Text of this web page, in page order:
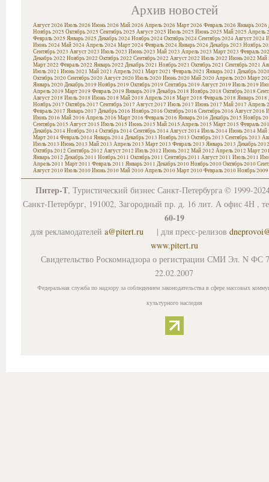
Архив новостей
Август 2026 Июль 2026 Июнь 2026 Май 2026 Апрель 2026 Март 2026 Февраль 2026 Январь 2026
Ноябрь 2025 Октябрь 2025 Сентябрь 2025 Август 2025 Июль 2025 Июнь 2025 Май 2025 Апрель
Февраль 2025 Январь 2025 Декабрь 2024Ноябрь 2024Октябрь 2024Сентябрь 2024Август 2024
Июнь 2024Май 2024Апрель 2024Март 2024Февраль 2024Январь 2024Декабрь 2023 Ноябрь
Сентябрь 2023 Август 2023 Июль 2023 Июнь 2023 Май 2023 Апрель 2023 Март 2023 Февраль
Декабрь 2022 Ноябрь 2022 Октябрь 2022 Сентябрь 2022 Август 2022 Июль 2022 Июнь 2022 Май
Март 2022 Февраль 2022 Январь 2022 Декабрь 2021 Ноябрь 2021 Октябрь 2021 Сентябрь 2021
Июль 2021 Июнь 2021 Май 2021 Апрель 2021 Март 2021 Февраль 2021 Январь 2021 Декабрь 2020
Октябрь 2020Сентябрь 2020Август 2020Июль 2020Июнь 2020Май 2020Апрель 2020Март
Январь 2020Декабрь 2019 Ноябрь 2019 Октябрь 2019 Сентябрь 2019 Август 2019 Июль 2019
Апрель 2019 Март 2019 Февраль 2019 Январь 2019 Декабрь 2018 Ноябрь 2018 Октябрь 2018
Август 2018 Июль 2018 Июнь 2018 Май 2018 Апрель 2018 Март 2018 Февраль 2018 Январь 2018
Ноябрь 2017 Октябрь 2017 Сентябрь 2017 Август 2017 Июль 2017 Июнь 2017 Май 2017 Апрель
Февраль 2017 Январь 2017 Декабрь 2016 Ноябрь 2016 Октябрь 2016 Сентябрь 2016 Август 2016
Июнь 2016 Май 2016 Апрель 2016 Март 2016 Февраль 2016 Январь 2016 Декабрь 2015 Ноябрь
Сентябрь 2015 Август 2015 Июль 2015 Июнь 2015 Май 2015 Апрель 2015 Март 2015 Февраль
Декабрь 2014Ноябрь 2014Октябрь 2014Сентябрь 2014Август 2014Июль 2014Июнь 2014Май
Март 2014Февраль 2014Январь 2014Декабрь 2013 Ноябрь 2013 Октябрь 2013 Сентябрь 2013
Июль 2013 Июнь 2013 Май 2013 Апрель 2013 Март 2013 Февраль 2013 Январь 2013 Декабрь 2012
Октябрь 2012 Сентябрь 2012 Август 2012 Июль 2012 Июнь 2012 Май 2012 Апрель 2012 Март
Январь 2012 Декабрь 2011 Ноябрь 2011 Октябрь 2011 Сентябрь 2011 Август 2011 Июль 2011
Апрель 2011 Март 2011 Февраль 2011 Январь 2011 Декабрь 2010Ноябрь 2010Октябрь 2010
Август 2010Июль 2010Июнь 2010Май 2010Апрель 2010Март 2010Февраль 2010Ноябрь 2009
Питер-Т, Туристический бизнес Санкт-Петербурга © 1999-
Санкт-Петербург, 191002, Загородный пр. д. 16 лит. А офис 4Н ,
60-19
для рекламодателей a@pitert.ru | для пресс-релизов
www.pitert.ru
Свидетельство Роскомнадзора о регистрации СМИ Эл. N ФС
22.02.2007
Федеральная служба по надзору за соблюдением законодательства в сфере массовых
культурного наследия